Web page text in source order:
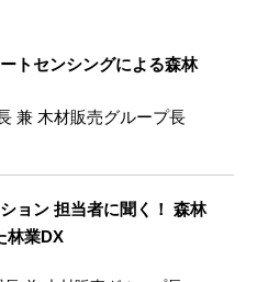
トセンシングによる森林
兼 木材販売グループ長
ョン 担当者に聞く！ 森林
林業DX